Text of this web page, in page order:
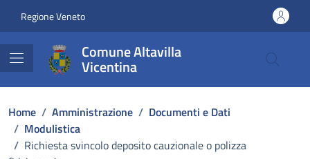
Regione Veneto
Comune Altavilla
Vicentina
Home / Amministrazione / Documenti e Dati
/ Modulistica
/ Richiesta svincolo deposito cauzionale o polizza